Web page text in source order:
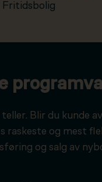
Fritidsbolig
Blir du kunde
raskeste og mest
og salg av